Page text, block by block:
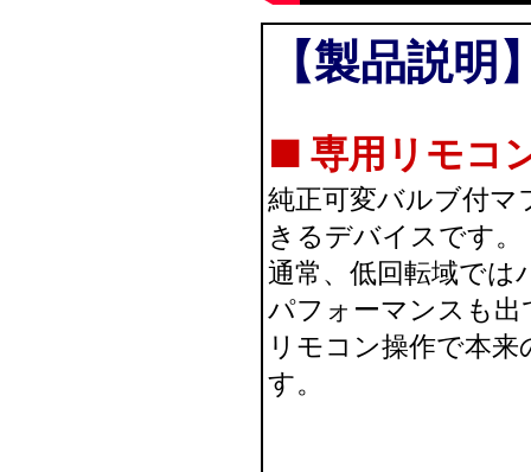
【製品説明
■ 専用リモコ
純正可変バルブ付
きるデバイスです。
通常、低回転域で
パフォーマンスも
リモコン操作で本
す。